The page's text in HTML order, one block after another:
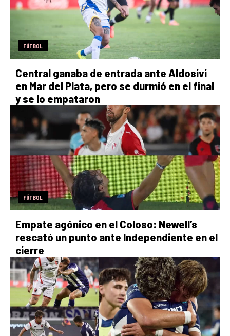
FÚTBOL
Central ganaba de entrada ante Aldosivi
en Mar del Plata, pero se durmió en el final
y se lo empataron
FÚTBOL
Empate agónico en el Coloso: Newell’s
rescató un punto ante Independiente en el
cierre